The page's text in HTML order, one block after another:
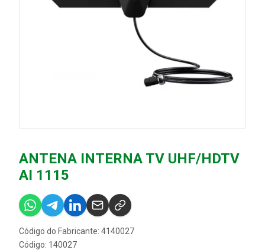
ANTENA INTERNA TV UHF/HDTV
AI 1115
Código do Fabricante: 4140027
Código: 140027